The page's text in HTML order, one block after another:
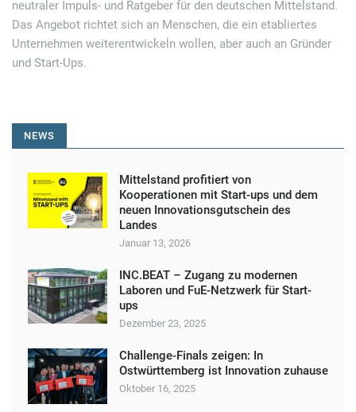
neutraler Impuls- und Ratgeber für den deutschen Mittelstand.
Das Angebot richtet sich an Menschen, die ein etabliertes
Unternehmen weiterentwickeln wollen, aber auch an Gründer
und Start-Ups.
NEWS
Mittelstand profitiert von
Kooperationen mit Start-ups und dem
neuen Innovationsgutschein des
Landes
Januar 13, 2026
INC.BEAT – Zugang zu modernen
Laboren und FuE-Netzwerk für Start-
ups
Dezember 23, 2025
Challenge-Finals zeigen: In
Ostwürttemberg ist Innovation zuhause
Oktober 16, 2025